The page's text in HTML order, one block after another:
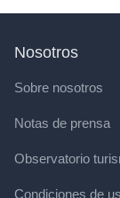
Nosotros
Sobre nosotros
Notas de prensa
Observatorio
Condiciones de